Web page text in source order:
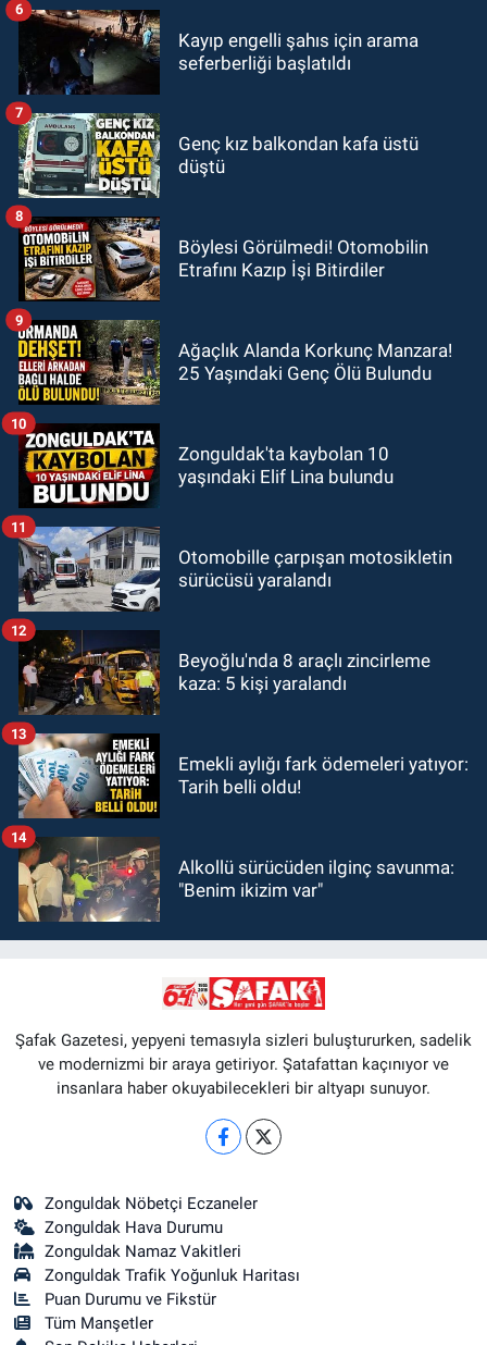
Kayıp engelli şahıs için arama
seferberliği başlatıldı
6
Genç kız balkondan kafa üstü
düştü
7
Böylesi Görülmedi! Otomobilin
Etrafını Kazıp İşi Bitirdiler
8
Ağaçlık Alanda Korkunç Manzara!
25 Yaşındaki Genç Ölü Bulundu
9
Zonguldak'ta kaybolan 10
yaşındaki Elif Lina bulundu
10
Otomobille çarpışan motosikletin
sürücüsü yaralandı
11
Beyoğlu'nda 8 araçlı zincirleme
kaza: 5 kişi yaralandı
12
Emekli aylığı fark ödemeleri yatıyor:
Tarih belli oldu!
13
Alkollü sürücüden ilginç savunma:
"Benim ikizim var"
14
Şafak Gazetesi, yepyeni temasıyla sizleri buluştururken, sadelik
ve modernizmi bir araya getiriyor. Şatafattan kaçınıyor ve
insanlara haber okuyabilecekleri bir altyapı sunuyor.
Zonguldak Nöbetçi Eczaneler
Zonguldak Hava Durumu
Zonguldak Namaz Vakitleri
Zonguldak Trafik Yoğunluk Haritası
Puan Durumu ve Fikstür
Tüm Manşetler